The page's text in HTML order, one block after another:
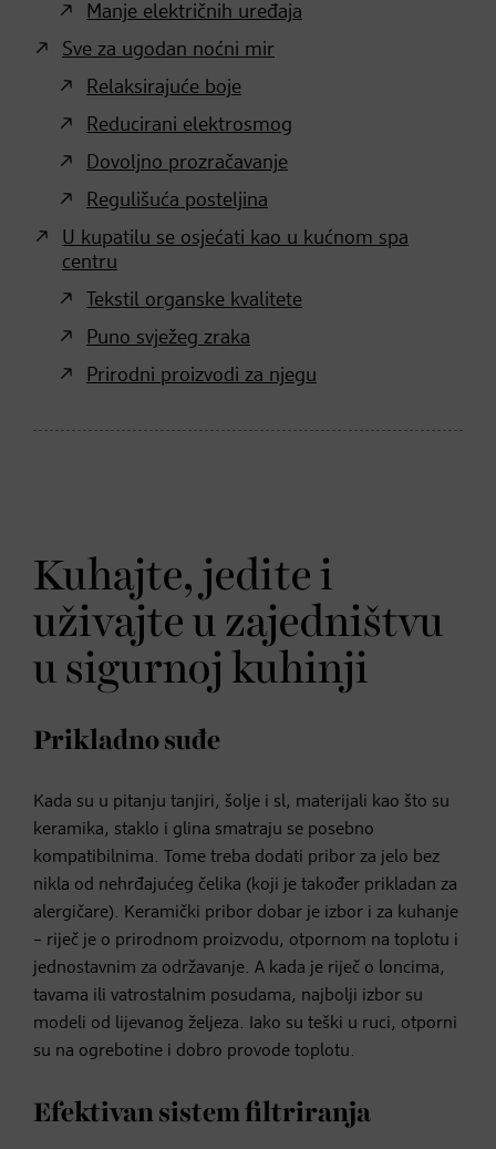
Manje električnih uređaja
Sve za ugodan noćni mir
Relaksirajuće boje
Reducirani elektrosmog
Dovoljno prozračavanje
Regulišuća posteljina
U kupatilu se osjećati kao u kućnom spa
centru
Tekstil organske kvalitete
Puno svježeg zraka
Prirodni proizvodi za njegu
Kuhajte, jedite i
uživajte u zajedništvu
u sigurnoj kuhinji
Prikladno suđe
Kada su u pitanju tanjiri, šolje i sl, materijali kao što su
keramika, staklo i glina smatraju se posebno
kompatibilnima. Tome treba dodati pribor za jelo bez
nikla od nehrđajućeg čelika (koji je također prikladan za
alergičare). Keramički pribor dobar je izbor i za kuhanje
– riječ je o prirodnom proizvodu, otpornom na toplotu i
jednostavnim za održavanje. A kada je riječ o loncima,
tavama ili vatrostalnim posudama, najbolji izbor su
modeli od lijevanog željeza. Iako su teški u ruci, otporni
su na ogrebotine i dobro provode toplotu.
Efektivan sistem filtriranja